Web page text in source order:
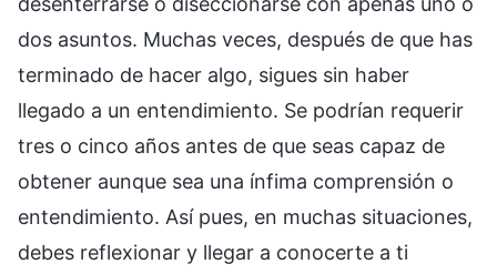
dos asuntos. Muchas veces, después de que has
terminado de hacer algo, sigues sin haber
llegado a un entendimiento. Se podrían requerir
tres o cinco años antes de que seas capaz de
obtener aunque sea una ínfima comprensión o
entendimiento. Así pues, en muchas situaciones,
debes reflexionar y llegar a conocerte a ti